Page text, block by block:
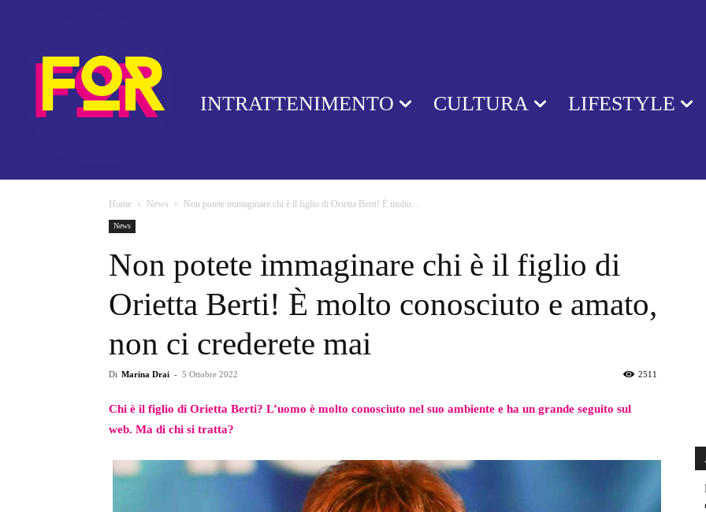
INTRATTENIMENTO CULTURA LIFESTYLE
Home News Non potete immaginare chi è il figlio di Orietta Berti! È molto...
News
Non potete immaginare chi è il figlio di
Orietta Berti! È molto conosciuto e amato,
non ci crederete mai
Di Marina Drai - 5 Ottobre 2022 2511
Chi è il figlio di Orietta Berti? L’uomo è molto conosciuto nel suo ambiente e ha un grande seguito sul
web. Ma di chi si tratta?